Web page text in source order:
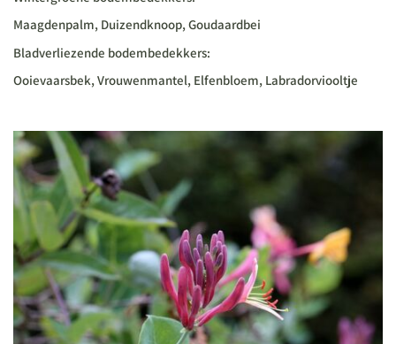
Maagdenpalm, Duizendknoop, Goudaardbei
Bladverliezende bodembedekkers:
Ooievaarsbek, Vrouwenmantel, Elfenbloem, Labradorviooltje